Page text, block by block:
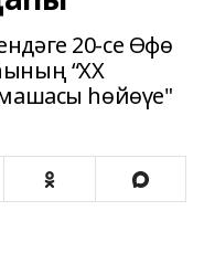
20-се Өфө
“XX
һөйөүе"